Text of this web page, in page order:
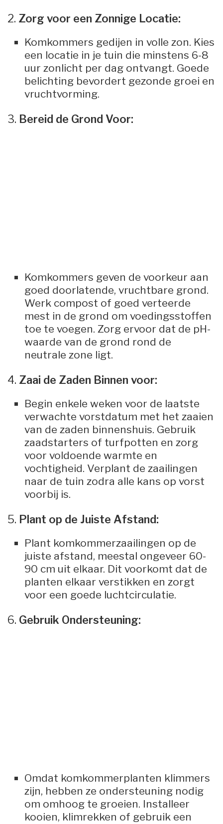
2. Zorg voor een Zonnige Locatie:
Komkommers gedijen in volle zon. Kies
een locatie in je tuin die minstens 6-8
uur zonlicht per dag ontvangt. Goede
belichting bevordert gezonde groei en
vruchtvorming.
3. Bereid de Grond Voor:
Komkommers geven de voorkeur aan
goed doorlatende, vruchtbare grond.
Werk compost of goed verteerde
mest in de grond om voedingsstoffen
toe te voegen. Zorg ervoor dat de pH-
waarde van de grond rond de
neutrale zone ligt.
4. Zaai de Zaden Binnen voor:
Begin enkele weken voor de laatste
verwachte vorstdatum met het zaaien
van de zaden binnenshuis. Gebruik
zaadstarters of turfpotten en zorg
voor voldoende warmte en
vochtigheid. Verplant de zaailingen
naar de tuin zodra alle kans op vorst
voorbij is.
5. Plant op de Juiste Afstand:
Plant komkommerzaailingen op de
juiste afstand, meestal ongeveer 60-
90 cm uit elkaar. Dit voorkomt dat de
planten elkaar verstikken en zorgt
voor een goede luchtcirculatie.
6. Gebruik Ondersteuning:
Omdat komkommerplanten klimmers
zijn, hebben ze ondersteuning nodig
om omhoog te groeien. Installeer
kooien, klimrekken of gebruik een